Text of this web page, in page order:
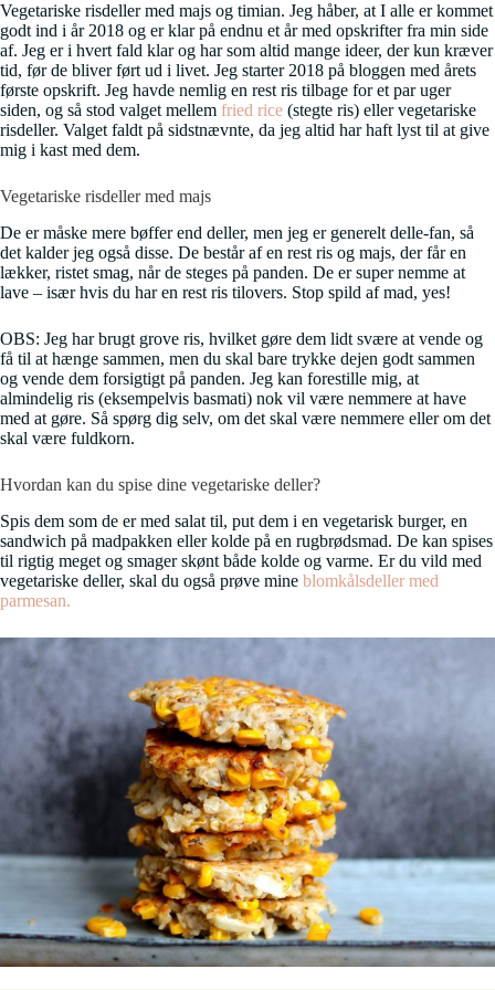
Vegetariske risdeller med majs og timian. Jeg håber, at I alle er kommet
godt ind i år 2018 og er klar på endnu et år med opskrifter fra min side
af. Jeg er i hvert fald klar og har som altid mange ideer, der kun kræver
tid, før de bliver ført ud i livet. Jeg starter 2018 på bloggen med årets
første opskrift. Jeg havde nemlig en rest ris tilbage for et par uger
siden, og så stod valget mellem fried rice (stegte ris) eller vegetariske
risdeller. Valget faldt på sidstnævnte, da jeg altid har haft lyst til at give
mig i kast med dem.
Vegetariske risdeller med majs
De er måske mere bøffer end deller, men jeg er generelt delle-fan, så
det kalder jeg også disse. De består af en rest ris og majs, der får en
lækker, ristet smag, når de steges på panden. De er super nemme at
lave – især hvis du har en rest ris tilovers. Stop spild af mad, yes!
OBS: Jeg har brugt grove ris, hvilket gøre dem lidt svære at vende og
få til at hænge sammen, men du skal bare trykke dejen godt sammen
og vende dem forsigtigt på panden. Jeg kan forestille mig, at
almindelig ris (eksempelvis basmati) nok vil være nemmere at have
med at gøre. Så spørg dig selv, om det skal være nemmere eller om det
skal være fuldkorn.
Hvordan kan du spise dine vegetariske deller?
Spis dem som de er med salat til, put dem i en vegetarisk burger, en
sandwich på madpakken eller kolde på en rugbrødsmad. De kan spises
til rigtig meget og smager skønt både kolde og varme. Er du vild med
vegetariske deller, skal du også prøve mine blomkålsdeller med
parmesan.